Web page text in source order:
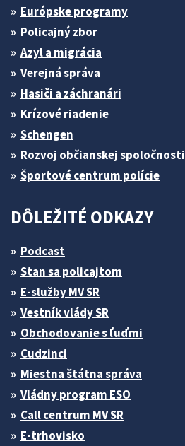
Európske programy
Policajný zbor
Azyl a migrácia
Verejná správa
Hasiči a záchranári
Krízové riadenie
Schengen
Rozvoj občianskej spoločnosti
Športové centrum polície
DÔLEŽITÉ ODKAZY
Podcast
Stan sa policajtom
E-služby MV SR
Vestník vlády SR
Obchodovanie s ľuďmi
Cudzinci
Miestna štátna správa
Vládny program ESO
Call centrum MV SR
E-trhovisko